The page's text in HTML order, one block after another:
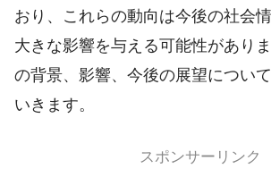
おり、これらの動向は今後の社会
大きな影響を与える可能性があり
の背景、影響、今後の展望につい
いきます。
スポンサーリンク